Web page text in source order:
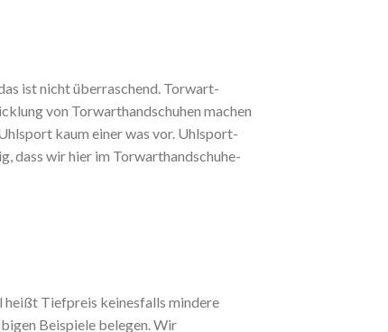
ist nicht überraschend. Torwart-
von Torwarthandschuhen machen
kaum einer was vor. Uhlsport-
dass wir hier im Torwarthandschuhe-
heißt Tiefpreis keinesfalls mindere
Beispiele belegen. Wir